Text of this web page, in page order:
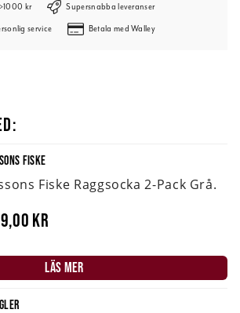
kr Supersnabba leveranser
service Betala med Walley
FISKE
Fiske Raggsocka 2-Pack Grå.
kr
LÄS MER